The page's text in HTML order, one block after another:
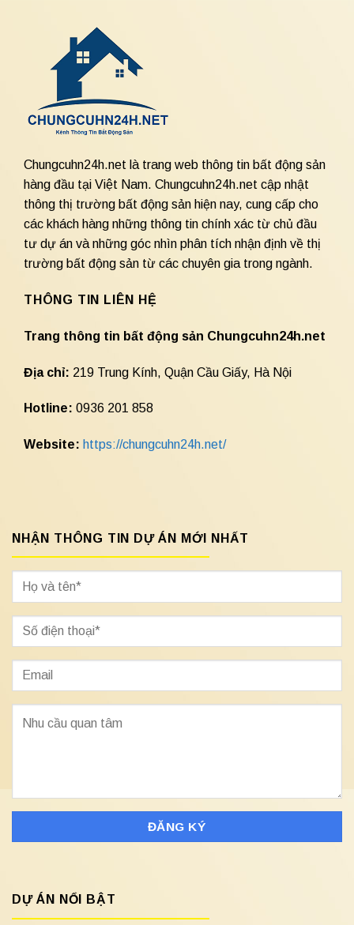
Chungcuhn24h.net là trang web thông tin bất động sản
hàng đầu tại Việt Nam. Chungcuhn24h.net cập nhật
thông thị trường bất động sản hiện nay, cung cấp cho
các khách hàng những thông tin chính xác từ chủ đầu
tư dự án và những góc nhìn phân tích nhận định về thị
trường bất động sản từ các chuyên gia trong ngành.
THÔNG TIN LIÊN HỆ
Trang thông tin bất động sản Chungcuhn24h.net
Địa chỉ: 219 Trung Kính, Quận Cầu Giấy, Hà Nội
Hotline: 0936 201 858
Website: https://chungcuhn24h.net/
NHẬN THÔNG TIN DỰ ÁN MỚI NHẤT
DỰ ÁN NỔI BẬT